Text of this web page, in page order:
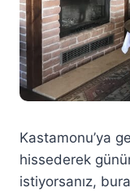
Kastamonu’ya
hissederek
istiyorsanız,